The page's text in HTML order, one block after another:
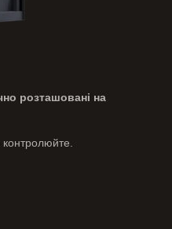
розташовані на